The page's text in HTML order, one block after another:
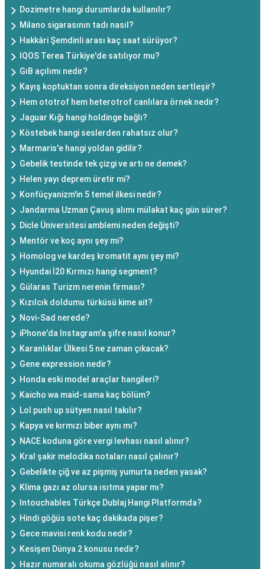
Dozimetre hangi durumlarda kullanılır?
Milano sigarasının tadı nasıl?
Hakkâri Şemdinli arası kaç saat sürüyor?
IQOS Terea Türkiye'de satılıyor mu?
GıB açılımı nedir?
Kayış koptuktan sonra direksiyon neden sertleşir?
Hem ototrof hem heterotrof canlılara örnek nedir?
Jaguar Kığı hangi holdinge bağlı?
Köstebek hangi seslerden rahatsız olur?
Marmaris'e hangi yoldan gidilir?
Gebelik testinde tek çizgi ve artı ne demek?
Helen yayı deprem üretir mi?
Konfüçyanizm'in 5 temel ilkesi nedir?
Jandarma Uzman Çavuş alımı mülakat kaç gün sürer?
Dicle Üniversitesi amblemi neden değişti?
Mentör ve koç aynı şey mi?
Homolog ve kardeş kromatit aynı şey mi?
Hyundai İ20 Kırmızı hangi segment?
Gülaras Turizm nerenin firması?
Kızılcık doldumu türküsü kime ait?
Novi-Sad nerede?
iPhone'da Instagram'a şifre nasıl konur?
Karanlıklar Ülkesi 5 ne zaman çıkacak?
Gene expression nedir?
Honda eski model araçlar hangileri?
Kaicho wa maid-sama kaç bölüm?
Lol push up sütyen nasıl takılır?
Kapya ve kırmızı biber aynı mı?
NACE koduna göre vergi levhası nasıl alınır?
Kral şakir melodika notaları nasıl çalınır?
Gebelikte çiğ ve az pişmiş yumurta neden yasak?
Klima gazı az olursa ısıtma yapar mı?
Intouchables Türkçe Dublaj Hangi Platformda?
Hindi göğüs sote kaç dakikada pişer?
Gece mavisi renk kodu nedir?
Kesişen Dünya 2 konusu nedir?
Hazır numaralı okuma gözlüğü nasıl alınır?